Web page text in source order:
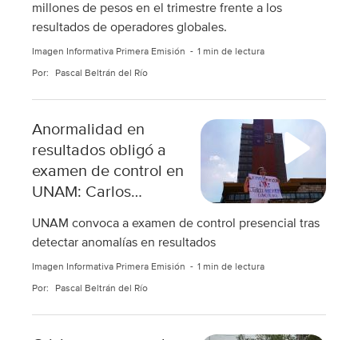
millones de pesos en el trimestre frente a los
resultados de operadores globales.
Imagen Informativa Primera Emisión 1 min de lectura
Por: Pascal Beltrán del Río
Anormalidad en
resultados obligó a
examen de control en
UNAM: Carlos
UNAM convoca a examen de control presencial tras
detectar anomalías en resultados
Imagen Informativa Primera Emisión 1 min de lectura
Por: Pascal Beltrán del Río